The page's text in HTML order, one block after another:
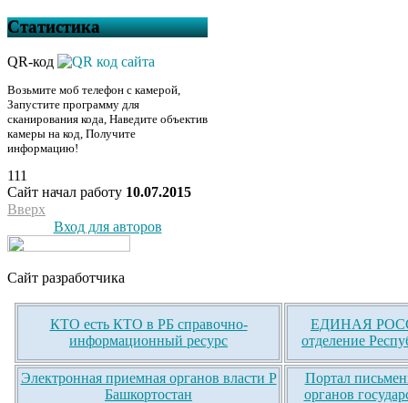
Статистика
QR-код
Возьмите моб телефон с камерой,
Запустите программу для
сканирования кода, Наведите объектив
камеры на код, Получите
информацию!
111
Сайт начал работу 10.07.2015
Вверх
Вход для авторов
Сайт разработчика
КТО есть КТО в РБ справочно-
информационный ресурс
ЕДИНАЯ
отделение
Электронная приемная органов власти Р
Башкортостан
Портал
органов